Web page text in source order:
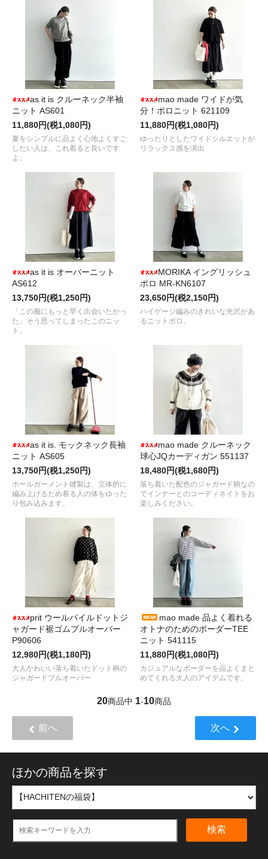
as it is クルーネック半袖
ニット AS601
11,880円(税1,080円)
夏をシンプルに品よく心地よくすご
したい人は、これ着ると良いです
よ。
mao made ワイドが気
分！ポロニット 621109
11,880円(税1,080円)
ゆったりとしたワイドシルエットが
リラックス感を演出
as it is オーバーニット
AS612
13,750円(税1,250円)
「この服にもっと早く出会いたかっ
た」そう思ってしまったこのニッ
ト。
MORIKA イングリッシュ
ポロ MR-KN6107
23,650円(税2,150円)
ハイゲージ編みのきれいな光沢があ
るニットポロ。
as it is. モックネック長袖
ニット AS605
13,750円(税1,250円)
ホールガーメント縫製は、立体的に
編み上げるため着る人の体をゆった
り包み込みます。
mao made クルーネック
球心JQカーディガン 551137
18,480円(税1,680円)
落ち着いた配色のジャガード柄なの
でインナーとのコーディネイトをお
楽しみください。
prit ウールパイルドットジ
ャガード裾ゴムプルオーバー
P90606
12,980円(税1,180円)
大人かわいい落ち着いたドット柄の
ジャガードプルオーバー
mao made 品よく着れる
オトナのためのボーダーTEE
ニット 541115
11,880円(税1,080円)
カジュアルなボーダーを品よくまと
めてくれる大人のアイテムです。
20商品中 1-10商品
前へ 次へ
ほかの商品を探す
検索